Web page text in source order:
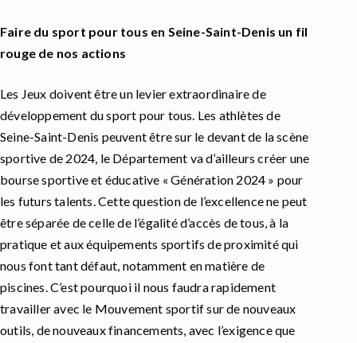
Faire du sport pour tous en Seine-Saint-Denis un fil
rouge de nos actions
Les Jeux doivent être un levier extraordinaire de
développement du sport pour tous. Les athlètes de
Seine-Saint-Denis peuvent être sur le devant de la scène
sportive de 2024, le Département va d’ailleurs créer une
bourse sportive et éducative « Génération 2024 » pour
les futurs talents. Cette question de l’excellence ne peut
être séparée de celle de l’égalité d’accès de tous, à la
pratique et aux équipements sportifs de proximité qui
nous font tant défaut, notamment en matière de
piscines. C’est pourquoi il nous faudra rapidement
travailler avec le Mouvement sportif sur de nouveaux
outils, de nouveaux financements, avec l’exigence que